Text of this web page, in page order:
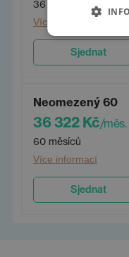
36 měsíců
Více informací
Sjednat
Neomezený 60
36 322 Kč/měs.
60 měsíců
Více informací
Sjednat